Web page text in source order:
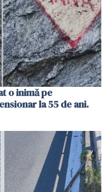
o inimă pe
la 55 de ani.